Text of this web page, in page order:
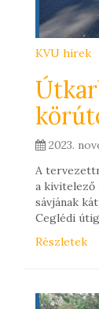
KVU hírek
2023.
A
a kivitelező
sávjának
Ceglédi
Részletek